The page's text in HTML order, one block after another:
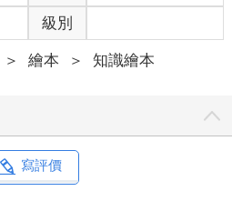
級別
＞ 繪本 ＞ 知識繪本
寫評價